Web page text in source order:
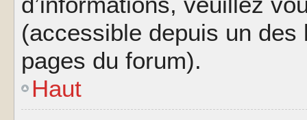
(accessible depuis un
pages du forum).
Haut